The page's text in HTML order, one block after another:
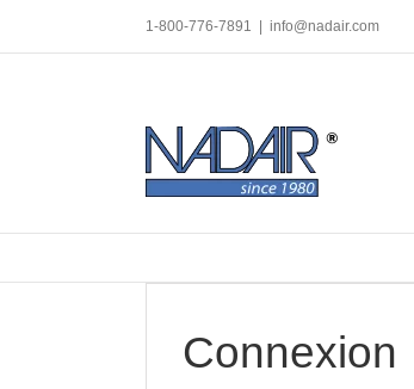
1-800-776-7891 info@nadair.com
Connexion